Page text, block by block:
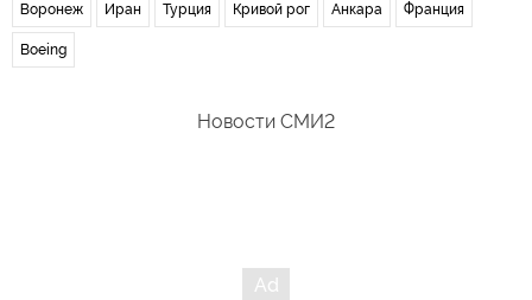
Воронеж Иран Турция Кривой рог Анкара Франция
Boeing
Новости СМИ2